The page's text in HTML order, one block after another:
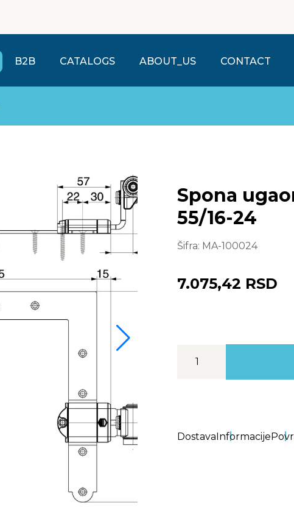
B2B CATALOGS ABOUT_US CONTACT
Spona
55/16-24
Šifra: MA-100024
7.075,42 RSD
DostavaInformacije